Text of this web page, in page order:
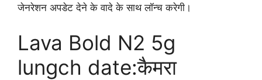
जेनरेशन अपडेट देने के वादे के साथ लॉन्च करेगी।
Lava Bold N2 5g
lungch date:कैमरा